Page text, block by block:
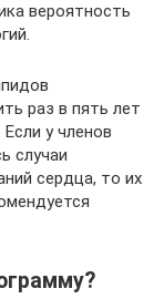
вероятность
раз в пять лет
у членов
случаи
сердца, то их